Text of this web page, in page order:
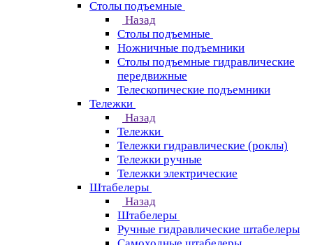
Столы подъемные
Назад
Столы подъемные
Ножничные подъемники
Столы подъемные гидравлические
передвижные
Телескопические подъемники
Тележки
Назад
Тележки
Тележки гидравлические (роклы)
Тележки ручные
Тележки электрические
Штабелеры
Назад
Штабелеры
Ручные гидравлические штабелеры